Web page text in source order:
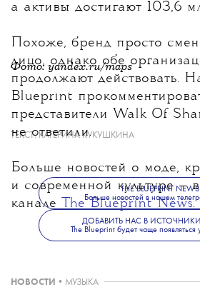
а активы достигают 103,6
Похоже, бренд просто
лицо, однако обе
продолжают действовать.
Blueprint
представители Walk Of
не ответили.
Больше новостей о моде,
и современной культуре —
канале
The Blueprint News.
Фото: yandex.ru/maps
ТЕКСТ:КАТЕРИНА КУКУШКИНА
THE BLUEPRINT NEWS
Больше новостей в нашем
ДОБАВИТЬ НАС В ИСТОЧНИКИ
The Blueprint будет чаще появляться
НОВОСТИ • МУЗЫКА